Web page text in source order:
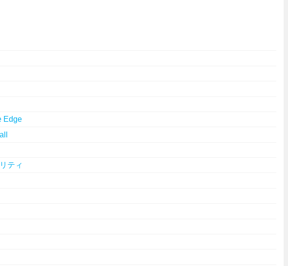
Edge
ティ